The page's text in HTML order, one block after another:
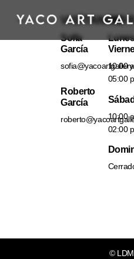
VISÍTANOS
Sofía
García
Roberto
García
10:00
05:00
10:00
02:00
©